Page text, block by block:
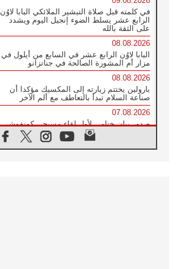
في كلمته قبل صلاة التبشير الملائكي البابا لاوُن
الرابع عشر يسلط الضوء إنجيل اليوم ويشدد
على الثقة بالله
08.08.2026
البابا لاوُن الرابع عشر في السابع من أيلول في
مزار أم المشورة الصالحة في جناتزانو
08.08.2026
بارولين يختتم زيارته إلى المكسيك مؤكدا أن
صناعة السلام تبدأ بالتعاطف مع ألم الآخر
07.08.2026
صدور بيان ختامي لأول لقاء مسيحي كونفوشي
بمشاركة الدائرة الفاتيكانية للحوار بين الأديان
07.08.2026